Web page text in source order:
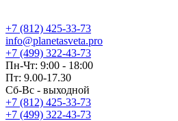
+7 (812) 425-33-73
info@planetasveta.pro
+7 (499) 322-43-73
Пн-Чт: 9:00 - 18:00
Пт: 9.00-17.30
Сб-Вс - выходной
+7 (812) 425-33-73
+7 (499) 322-43-73